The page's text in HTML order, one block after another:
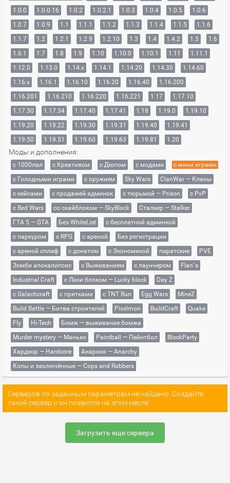
1.0.0
1.0.0.16 1.0.2 1.0.2.1 1.0.3 1.0.4 1.0.5
1.0.6
1.0.7
1.0.9 1.1 1.1.1 1.1.2 1.1.3 1.1.4 1.1.5
1.1.6
1.1.7
1.2 1.2.1 1.2.9 1.2.10 1.3 1.4 1.4.2 1.5
1.6
1.6.1
1.7 1.8 1.9 1.10 1.10.0 1.10.1 1.11
1.11.1
1.12.0
1.13.0 1.14.x 1.14.1 1.14.20 1.14.30
1.14.60
1.16.x
1.16.1 1.16.10 1.16.20 1.16.40
1.16.200
1.16.201
1.16.210 1.16.220 1.16.221 1.17
1.17.10
1.17.30
1.17.34 1.17.40 1.17.41 1.18 1.19.0
1.19.10
1.19.20
1.19.22 1.19.30 1.19.31 1.19.40
1.19.41
1.19.50
1.19.51 1.19.60 1.19.63 1.19.81 1.20
Моды и дополнения:
с 1000лвл c Креативом с Дюпом с модами
с мини играми
с Голодными играми
с оружием Sky Wars
ClanWar — Кланы
с кейсами
с продажей админок с тюрьмой — Prison
с PvP
с Bed Wars
со скайблоком — SkyBlock
Сталкер — Stalker
ГТА 5 — GTA
Без WhiteList
с бесплатной админкой
с паркуром
с RPG с ареной
Без регистрации
с ареной сплиф
с донатом с Экономикой пиратские
PVE
Зомби апокалипсис
с Выживанием с лаунчером
Flan`s
Industrial Craft
с Лаки блоком — Lucky block
Day Z
с Galacticraft
с прятками с TNT Run Egg Wars
MineZ
Build Battle — Битва строителей
Pixelmon BuildCraft
Quake
Fly
Hi-Tech
Бомж — выживание бомжа
Murder mystery — Маньяк
Paintball — Пейнтбол
BlockParty
Хардкор — Hardcore
Анархия — Anarchy
Копы и заключённые — Cops and Robbers
Серверов по заданным параметрам не найдено. Создайте
такой сервер и он появится на этом месте!
Загрузить еще сервера